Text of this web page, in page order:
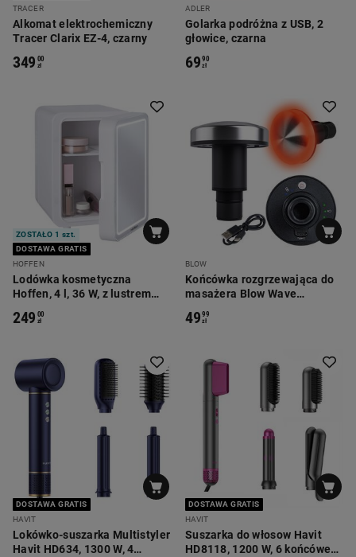
TRACER
Alkomat elektrochemiczny
Tracer Clarix EZ-4, czarny
349 00
zł
ADLER
Golarka podróżna z USB, 2
głowice, czarna
6990
zł
ZOSTAŁO 1 szt.
DOSTAWA GRATIS
HOFFEN
Lodówka kosmetyczna
Hoffen, 4 l, 36 W, z lustrem
249 00
zł
BLOW
Końcówka rozgrzewająca do
masażera Blow Wave
4999
zł
DOSTAWA GRATIS
HAVIT
Lokówko-suszarka Multistyler
Havit HD634, 1300 W, 4
DOSTAWA GRATIS
HAVIT
Suszarka do włosow Havit
HD8118, 1200 W, 6 końcówek,